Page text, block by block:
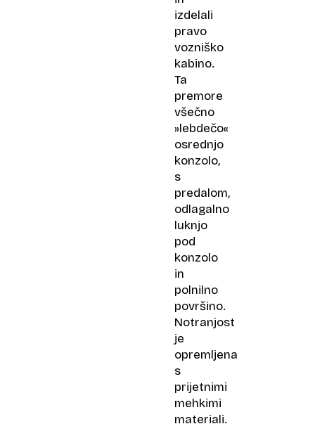
izdelali
pravo
vozniško
kabino.
Ta
premore
všečno
»lebdečo«
osrednjo
konzolo,
s
predalom,
odlagalno
luknjo
pod
konzolo
in
polnilno
površino.
Notranjost
je
opremljena
s
prijetnimi
mehkimi
materiali.